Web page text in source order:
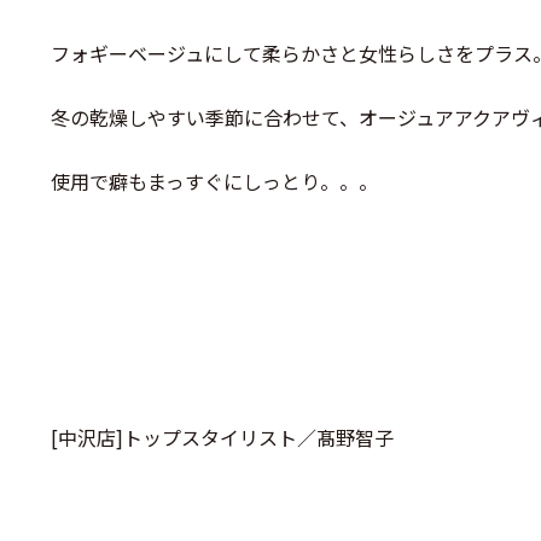
フォギーベージュにして柔らかさと女性らしさをプラス。
冬の乾燥しやすい季節に合わせて、オージュアアクアヴ
使用で癖もまっすぐにしっとり。。。
[中沢店]トップスタイリスト／髙野智子